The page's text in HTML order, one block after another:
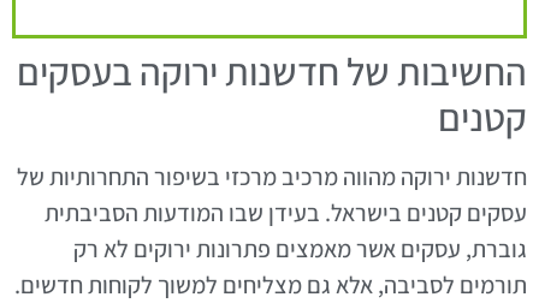
החשיבות של חדשנות ירוקה בעסקים
קטנים
חדשנות ירוקה מהווה מרכיב מרכזי בשיפור התחרותיות של
עסקים קטנים בישראל. בעידן שבו המודעות הסביבתית
גוברת, עסקים אשר מאמצים פתרונות ירוקים לא רק
תורמים לסביבה, אלא גם מצליחים למשוך לקוחות חדשים.